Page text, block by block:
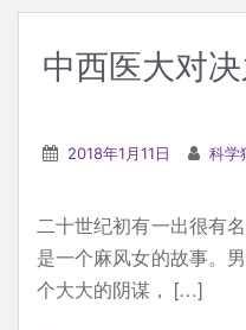
中西医大对
2018年1月11日 科学
二十世纪初有一出很有
是一个麻风女的故事。
个大大的阴谋， […]